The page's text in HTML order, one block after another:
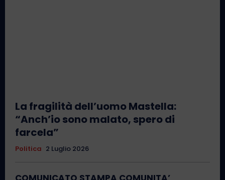
La fragilità dell’uomo Mastella:
“Anch’io sono malato, spero di
farcela”
Politica 2 Luglio 2026